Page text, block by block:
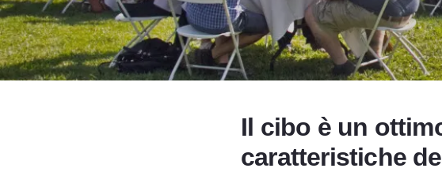
Il cibo è un
caratteristiche